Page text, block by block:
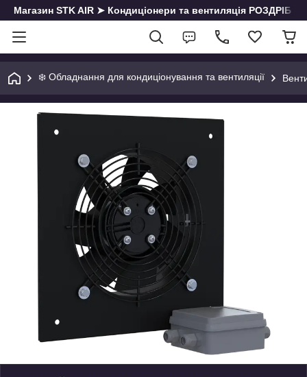
Магазин STK AIR ➤ Кондиціонери та вентиляція РОЗДРІБ
❄️ Обладнання для кондиціонування та вентиляції